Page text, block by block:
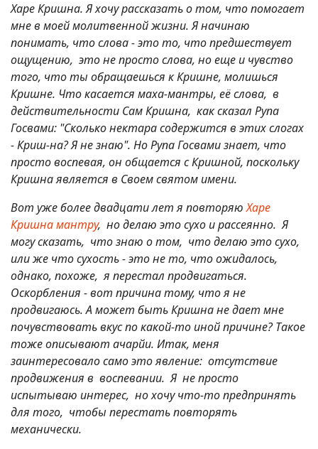
Харе Кришна. Я хочу рассказать о том, что помогает
мне в моей молитвенной жизни. Я начинаю
понимать, что слова - это то, что предшествует
ощущению, это не просто слова, но еще и чувство
того, что ты обращаешься к Кришне, молишься
Кришне. Что касается маха-мантры, её слова, в
действительности Сам Кришна, как сказал Рупа
Госвами: "Сколько нектара содержится в этих слогах
- Криш-на? Я не знаю". Но Рупа Госвами знает, что
просто воспевая, он общается с Кришной, поскольку
Кришна является в Своем святом имени.
Вот уже более двадцати лет я повторяюХаре
Кришна мантру, но делаю это сухо и рассеянно. Я
могу сказать, что знаю о том, что делаю это сухо,
или же что сухость - это не то, что ожидалось,
однако, похоже, я перестал продвигаться.
Оскорбления - вот причина тому, что я не
продвигаюсь. А может быть Кришна не дает мне
почувствовать вкус по какой-то иной причине? Такое
тоже описывают ачарйи. Итак, меня
заинтересовало само это явление: отсутствие
продвижения в воспевании. Я не просто
испытываю интерес, но хочу что-то предпринять
для того, чтобы перестать повторять
механически.